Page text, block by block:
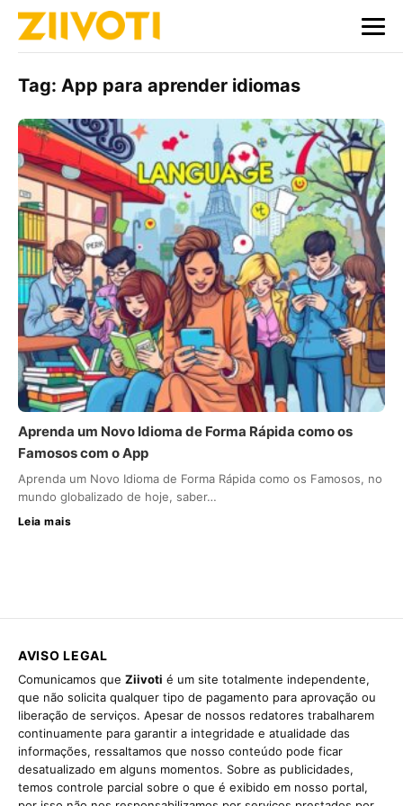
Tag: App para aprender idiomas
Aprenda um Novo Idioma de Forma Rápida como os
Famosos com o App
Aprenda um Novo Idioma de Forma Rápida como os Famosos, no
mundo globalizado de hoje, saber…
Leia mais
AVISO LEGAL
Comunicamos que Ziivoti é um site totalmente independente,
que não solicita qualquer tipo de pagamento para aprovação ou
liberação de serviços. Apesar de nossos redatores trabalharem
continuamente para garantir a integridade e atualidade das
informações, ressaltamos que nosso conteúdo pode ficar
desatualizado em alguns momentos. Sobre as publicidades,
temos controle parcial sobre o que é exibido em nosso portal,